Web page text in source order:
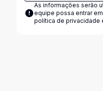
As informações serão
equipe possa entrar
política de privacidade